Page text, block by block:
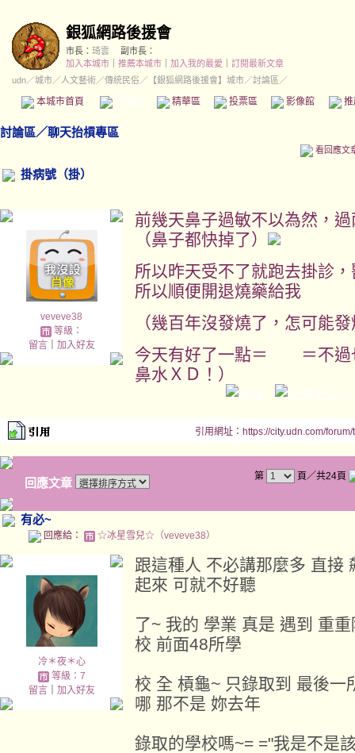
銀狐網路後援會
市長： 琦雲
副市長：
加入本城市
推薦本城市 加入我的最愛
訂閱最新文章
udn／城市／人文藝術／傳統民俗／ 【銀狐網路後援會】城市／討論區／
本城市首頁 精華區 投票區 影像館
討論區／聊天抬槓專區
看回應文
掛病號（掛）
veveve38
等級：
留言｜ 加入好友
前幾天鼻子過敏不以為然，
（鼻子都快掉了）
所以昨天受不了就跑去掛診
所以順便開退燒藥給我
（幾百年沒發燒了，怎可能
今天有好了一點＝ ＝不過
鼻水ＸＤ！）
引用網址：https://city.udn.com/
回應文章 第 頁／共24頁
有必~
回應給： ☆冰星雪兒☆（veveve38）
冷＊夜＊心
等級：7
留言｜ 加入好友
跟這種人 不必講那麼多 直接
起來 可就不好聽
了~ 我的 學業 真是 遇到 重
校 前面48所學
校 全 槓龜~ 只錄取到 最後一
哪 那不是 妳去年
錄取的學校嗎~= ="我是不是